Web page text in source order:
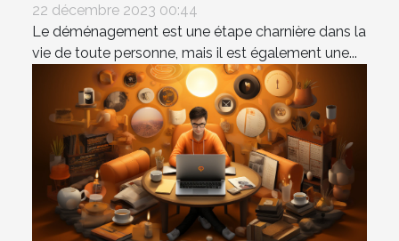
22 décembre 2023 00:44
Le déménagement est une étape charnière dans la
vie de toute personne, mais il est également une...